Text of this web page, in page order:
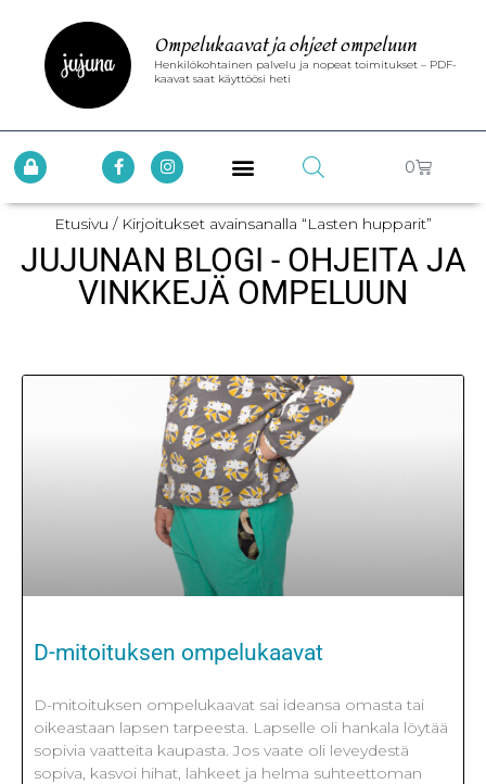
Ompelukaavat ja ohjeet ompeluun
Henkilökohtainen palvelu ja nopeat toimitukset – PDF-
kaavat saat käyttöösi heti
0
Etusivu / Kirjoitukset avainsanalla “Lasten hupparit”
JUJUNAN BLOGI - OHJEITA JA
VINKKEJÄ OMPELUUN
D-mitoituksen ompelukaavat
D-mitoituksen ompelukaavat sai ideansa omasta tai
oikeastaan lapsen tarpeesta. Lapselle oli hankala löytää
sopivia vaatteita kaupasta. Jos vaate oli leveydestä
sopiva, kasvoi hihat, lahkeet ja helma suhteettoman